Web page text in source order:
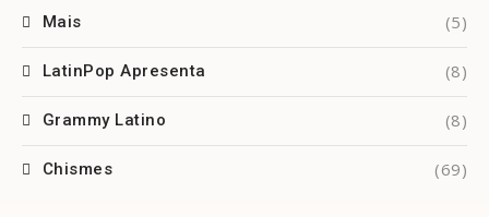
Mais (5)
LatinPop Apresenta (8)
Grammy Latino (8)
Chismes (69)